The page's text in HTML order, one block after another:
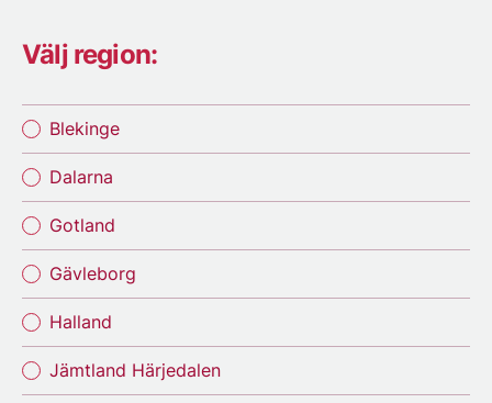
Välj region:
Blekinge
Dalarna
Gotland
Gävleborg
Halland
Jämtland Härjedalen